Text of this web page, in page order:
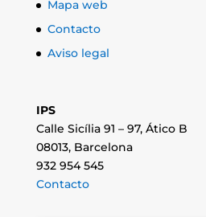
Mapa web
Contacto
Aviso legal
IPS
Calle Sicília 91 – 97, Ático B
08013, Barcelona
932 954 545
Contacto